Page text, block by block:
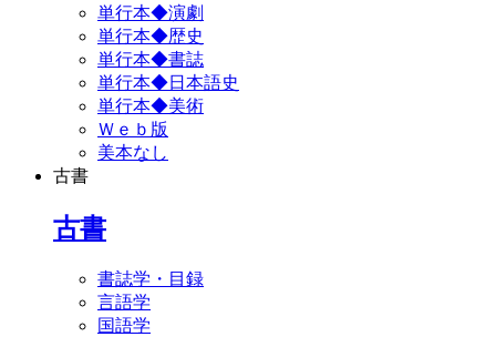
単行本◆演劇
単行本◆歴史
単行本◆書誌
単行本◆日本語史
単行本◆美術
Ｗｅｂ版
美本なし
古書
古書
書誌学・目録
言語学
国語学